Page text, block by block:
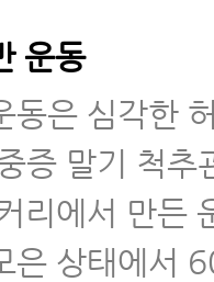
끝난 후 자가
회복 단계와 단
게 척추협착
을 막는 방법
운동
동은 심각한
증 말기 척추
리에서 만든
은 상태에서